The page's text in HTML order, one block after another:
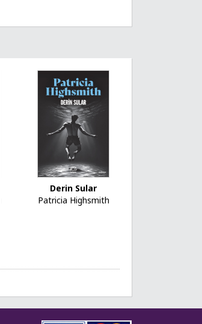
Derin Sular
Patricia Highsmith